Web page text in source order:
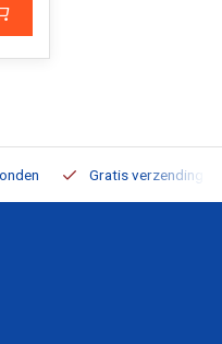
Gratis verzending